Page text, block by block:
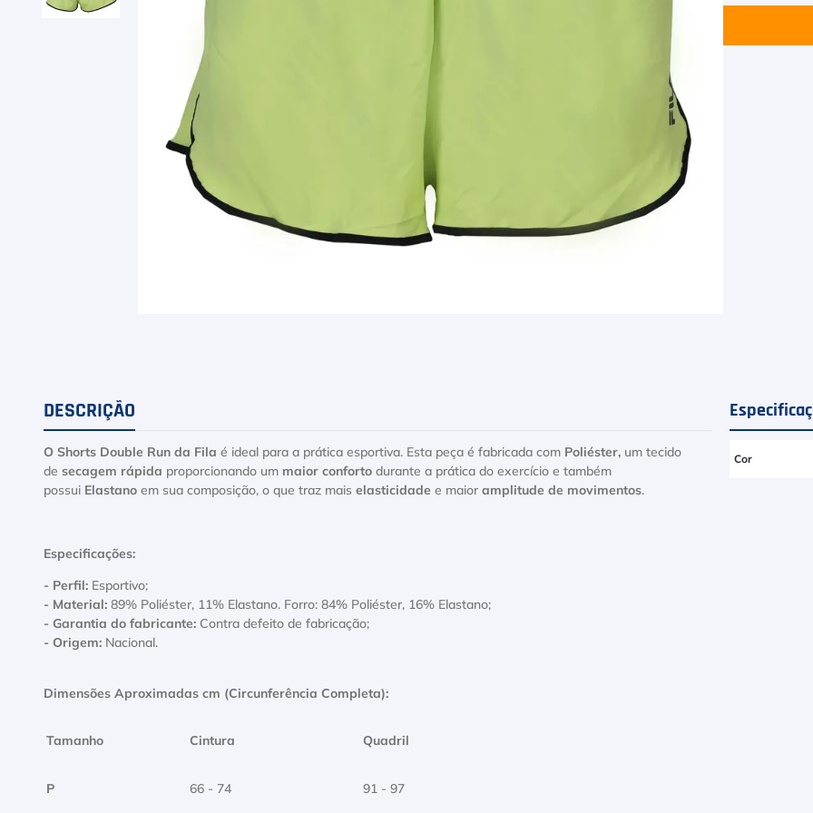
DESCRIÇÃO
O Shorts Double Run da Fila é ideal para a prática esportiva. Esta peça é fabricada com Poliéster, um tecido
de secagem rápida proporcionando um maior conforto durante a prática do exercício e também
possui Elastano em sua composição, o que traz mais elasticidade e maior amplitude de movimentos.
Especificações:
- Perfil: Esportivo;
- Material: 89% Poliéster, 11% Elastano. Forro: 84% Poliéster, 16% Elastano;
- Garantia do fabricante: Contra defeito de fabricação;
- Origem: Nacional.
Dimensões Aproximadas cm (Circunferência Completa):
Tamanho Cintura Quadril
P 66 - 74 91 - 97
Cor
Calça